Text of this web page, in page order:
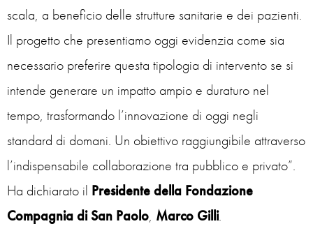
scala, a beneficio delle strutture sanitarie e dei pazienti.
Il progetto che presentiamo oggi evidenzia come sia
necessario preferire questa tipologia di intervento se si
intende generare un impatto ampio e duraturo nel
tempo, trasformando l’innovazione di oggi negli
standard di domani. Un obiettivo raggiungibile attraverso
l’indispensabile collaborazione tra pubblico e privato”.
Ha dichiarato il Presidente della Fondazione
Compagnia di San Paolo, Marco Gilli.